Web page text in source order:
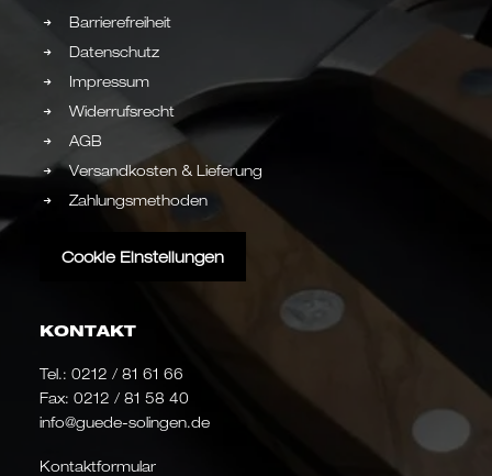
Barrierefreiheit
Datenschutz
Impressum
Widerrufsrecht
AGB
Versandkosten & Lieferung
Zahlungsmethoden
Cookie Einstellungen
KONTAKT
Tel.: 0212 / 81 61 66
Fax: 0212 / 81 58 40
info@guede-solingen.de
Kontaktformular